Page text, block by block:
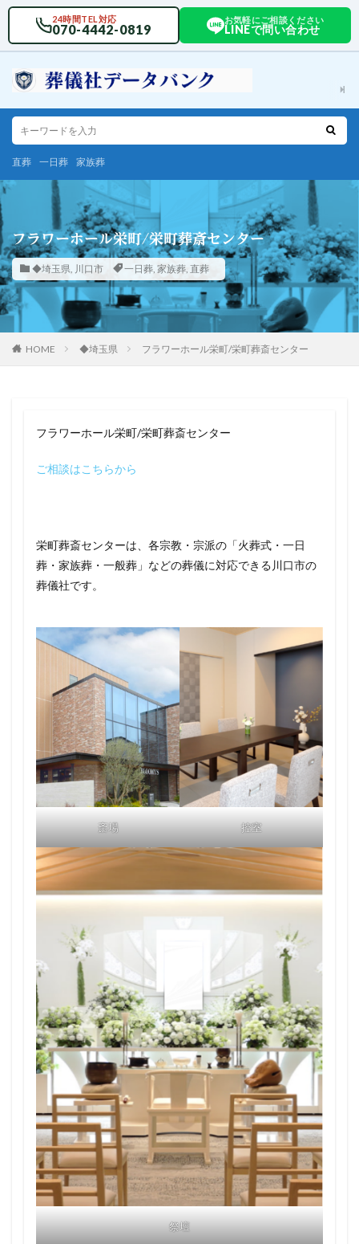
24時間TEL対応
070-4442-0819
お気軽にご相談ください
LINEで問い合わせ
直葬 一日葬 家族葬
フラワーホール栄町/栄町葬斎センター
◆埼玉県, 川口市 一日葬, 家族葬, 直葬
HOME ◆埼玉県 フラワーホール栄町/栄町葬斎センター
フラワーホール栄町/栄町葬斎センター
ご相談はこちらから
栄町葬斎センターは、各宗教・宗派の「火葬式・一日
葬・家族葬・一般葬」などの葬儀に対応できる川口市の
葬儀社です。
斎場 控室
祭壇